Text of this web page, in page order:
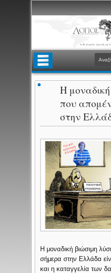
Η
που
στην
Η μοναδική βιώσιμη
σήμερα στην Ελλάδα
και η καταγγελία των